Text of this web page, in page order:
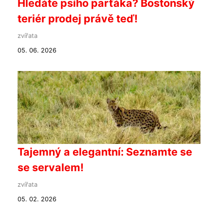
Hledáte psího parťáka? Bostonský
teriér prodej právě teď!
zvířata
05. 06. 2026
Tajemný a elegantní: Seznamte se
se servalem!
zvířata
05. 02. 2026